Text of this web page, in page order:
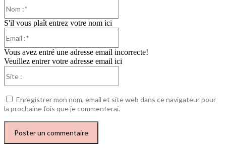
S'il vous plaît entrez votre nom ici
Vous avez entré une adresse email incorrecte!
Veuillez entrer votre adresse email ici
Enregistrer mon nom, email et site web dans ce navigateur pour
la prochaine fois que je commenterai.